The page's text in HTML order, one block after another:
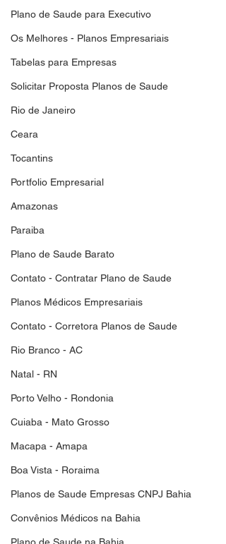
Plano de Saude para Executivo
Os Melhores - Planos Empresariais
Tabelas para Empresas
Solicitar Proposta Planos de Saude
Rio de Janeiro
Ceara
Tocantins
Portfolio Empresarial
Amazonas
Paraiba
Plano de Saude Barato
Contato - Contratar Plano de Saude
Planos Médicos Empresariais
Contato - Corretora Planos de Saude
Rio Branco - AC
Natal - RN
Porto Velho - Rondonia
Cuiaba - Mato Grosso
Macapa - Amapa
Boa Vista - Roraima
Planos de Saude Empresas CNPJ Bahia
Convênios Médicos na Bahia